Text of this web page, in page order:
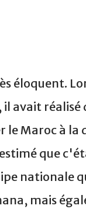
éloquent.
avait
le Maroc à la
que
nationale
mais